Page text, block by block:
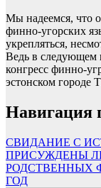
Мы надеемся, что
финно-угорских
укрепляться,
Ведь в
конгресс финно-
эстонском городе
Навигация
СВИДАНИЕ С
ПРИСУЖДЕНЫ
РОДСТВЕННЫХ
ГОД